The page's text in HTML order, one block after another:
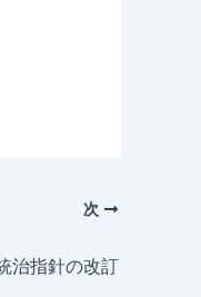
次
治指針の改訂